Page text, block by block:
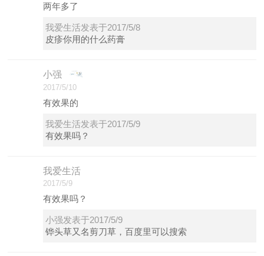
两年多了
我爱生活发表于2017/5/8
皮疹你用的什么药膏
小强
2017/5/10
有效果的
我爱生活发表于2017/5/9
有效果吗？
我爱生活
2017/5/9
有效果吗？
小强发表于2017/5/9
铧头草又名剪刀草，百度里可以搜索